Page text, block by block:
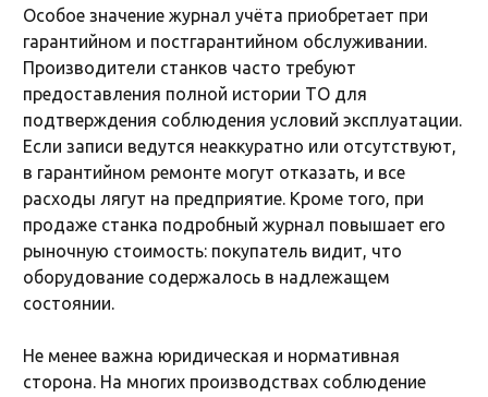
Особое значение журнал учёта приобретает при
гарантийном и постгарантийном обслуживании.
Производители станков часто требуют
предоставления полной истории ТО для
подтверждения соблюдения условий эксплуатации.
Если записи ведутся неаккуратно или отсутствуют,
в гарантийном ремонте могут отказать, и все
расходы лягут на предприятие. Кроме того, при
продаже станка подробный журнал повышает его
рыночную стоимость: покупатель видит, что
оборудование содержалось в надлежащем
состоянии.
Не менее важна юридическая и нормативная
сторона. На многих производствах соблюдение